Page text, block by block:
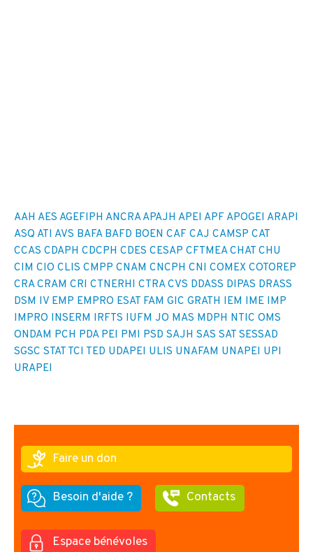
AAH AES AGEFIPH ANCRA APAJH APEI APF APOGEI ARAPI
ASQ ATI AVS BAFA BAFD BOEN CAF CAJ CAMSP CAT
CCAS CDAPH CDCPH CDES CESAP CFTMEA CHAT CHU
CIM CIO CLIS CMPP CNAM CNCPH CNI COMEX COTOREP
CRA CRAM CRI CTNERHI CTRA CVS DDASS DIPAS DRASS
DSM IV EMP EMPRO ESAT FAM GIC GRATH IEM IME IMP
IMPRO INSERM IRFTS IUFM JO MAS MDPH NTIC OMS
ONDAM PCH PDA PEI PMI PSD SAJH SAS SAT SESSAD
SGSC STAT TCI TED UDAPEI ULIS UNAFAM UNAPEI UPI
URAPEI
Faire un don
Besoin d'aide ? Contacts
Espace bénévoles